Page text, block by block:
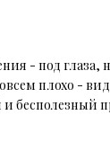
- под глаза,
плохо -
бесполезный